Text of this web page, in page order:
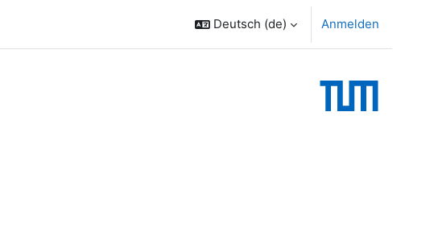
Deutsch ‎(de)‎ Anmelden